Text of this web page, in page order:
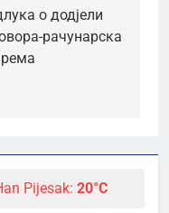
о додјели
рачунарска
Pijesak: 20°C